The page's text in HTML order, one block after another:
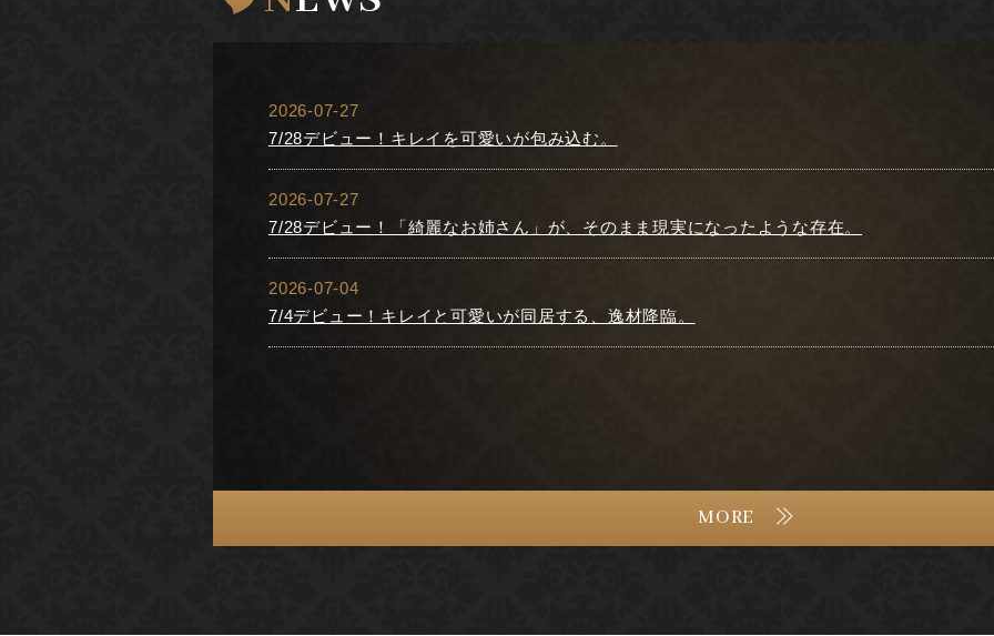
2026-07-27
7/28デビュー！キレイを可愛いが包み込む。
2026-07-27
7/28デビュー！「綺麗なお姉さん」が、そのまま現実になったような存在。
2026-07-04
7/4デビュー！キレイと可愛いが同居する、逸材降臨。
MORE